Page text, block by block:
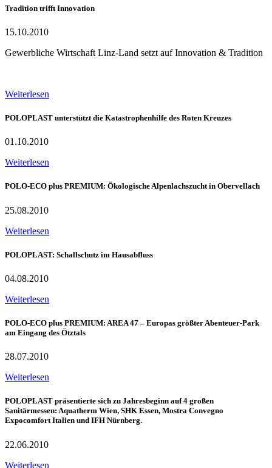
Tradition trifft Innovation
15.10.2010
Gewerbliche Wirtschaft Linz-Land setzt auf Innovation & Tradition
Weiterlesen
POLOPLAST unterstützt die Katastrophenhilfe des Roten Kreuzes
01.10.2010
Weiterlesen
POLO-ECO plus PREMIUM: Ökologische Alpenlachszucht in Obervellach
25.08.2010
Weiterlesen
POLOPLAST: Schallschutz im Hausabfluss
04.08.2010
Weiterlesen
POLO-ECO plus PREMIUM: AREA 47 – Europas größter Abenteuer-Park
am Eingang des Ötztals
28.07.2010
Weiterlesen
POLOPLAST präsentierte sich zu Jahresbeginn auf 4 großen
Sanitärmessen: Aquatherm Wien, SHK Essen, Mostra Convegno
Expocomfort Italien und IFH Nürnberg.
22.06.2010
Weiterlesen